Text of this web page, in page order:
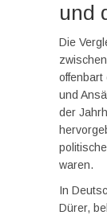
und
Die
offenbart
und
der
waren.
In
Dürer,